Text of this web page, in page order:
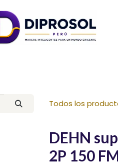
Todos los
DEHN
2P 150